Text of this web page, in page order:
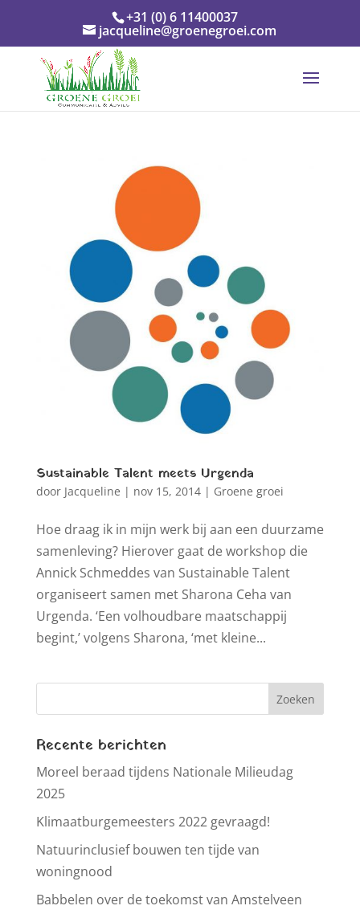
+31 (0) 6 11400037
jacqueline@groenegroei.com
Sustainable Talent meets Urgenda
door Jacqueline | nov 15, 2014| Groene groei
Hoe draag ik in mijn werk bij aan een duurzame
samenleving? Hierover gaat de workshop die
Annick Schmeddes van Sustainable Talent
organiseert samen met Sharona Ceha van
Urgenda. ‘Een volhoudbare maatschappij
begint,’ volgens Sharona, ‘met kleine...
Recente berichten
Moreel beraad tijdens Nationale Milieudag
2025
Klimaatburgemeesters 2022 gevraagd!
Natuurinclusief bouwen ten tijde van
woningnood
Babbelen over de toekomst van Amstelveen